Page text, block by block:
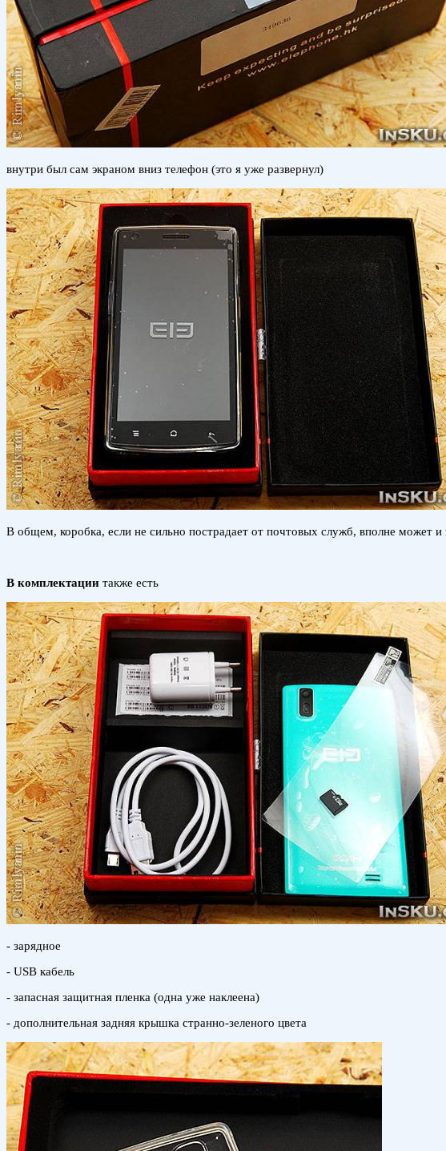
внутри был сам экраном вниз телефон (это я уже развернул)
В общем, коробка, если не сильно пострадает от почтовых служб, вполне может
В комплектации также есть
- зарядное
- USB кабель
- запасная защитная пленка (одна уже наклеена)
- дополнительная задняя крышка странно-зеленого цвета